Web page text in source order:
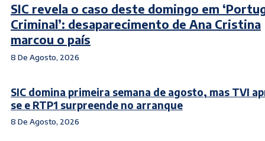
SIC revela o caso deste domingo em
Criminal’: desaparecimento de Ana Cristina
marcou o país
8 De Agosto, 2026
SIC domina primeira semana de agosto, mas TVI
se e RTP1 surpreende no arranque
8 De Agosto, 2026